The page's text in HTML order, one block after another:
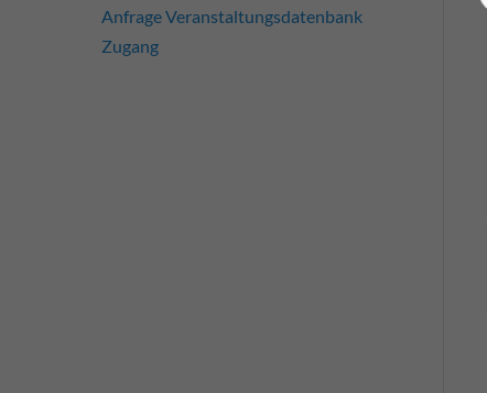
Anfrage Veranstaltungsdatenbank
Zugang